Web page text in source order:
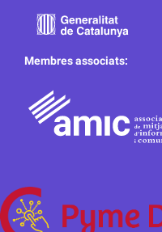
Membres associats: